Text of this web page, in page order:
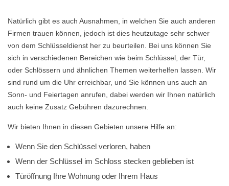
Natürlich gibt es auch Ausnahmen, in welchen Sie auch anderen
Firmen trauen können, jedoch ist dies heutzutage sehr schwer
von dem Schlüsseldienst her zu beurteilen. Bei uns können Sie
sich in verschiedenen Bereichen wie beim Schlüssel, der Tür,
oder Schlössern und ähnlichen Themen weiterhelfen lassen. Wir
sind rund um die Uhr erreichbar, und Sie können uns auch an
Sonn- und Feiertagen anrufen, dabei werden wir Ihnen natürlich
auch keine Zusatz Gebühren dazurechnen.
Wir bieten Ihnen in diesen Gebieten unsere Hilfe an:
Wenn Sie den Schlüssel verloren, haben
Wenn der Schlüssel im Schloss stecken geblieben ist
Türöffnung Ihre Wohnung oder Ihrem Haus